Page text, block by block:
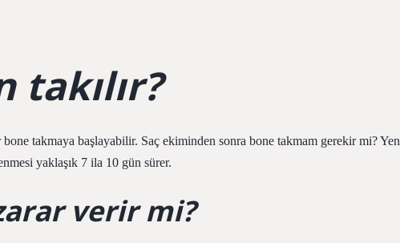
takılır?
takmaya başlayabilir. Saç ekiminden sonra bone takmam gerekir mi?
yaklaşık 7 ila 10 gün sürer.
verir mi?